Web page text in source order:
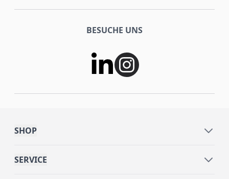
BESUCHE UNS
SHOP
SERVICE